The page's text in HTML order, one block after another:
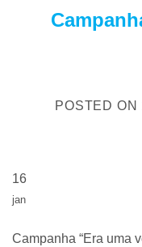
POSTED ON
16
jan
Campanha “Era uma